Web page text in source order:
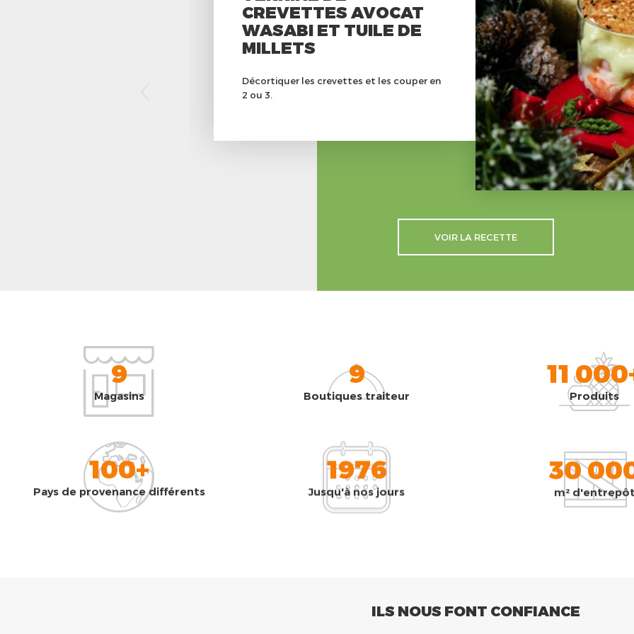
CREVETTES AVOCAT
WASABI ET TUILE DE
MILLETS
Décortiquer les crevettes et les couper en
2 ou 3.
VOIR LA RECETTE
9
Magasins
9
Boutiques traiteur
11
Produits
100+
Pays de provenance différents
1976
Jusqu'à nos jours
30
m² d'entrepôt
ILS NOUS FONT CONFIANCE